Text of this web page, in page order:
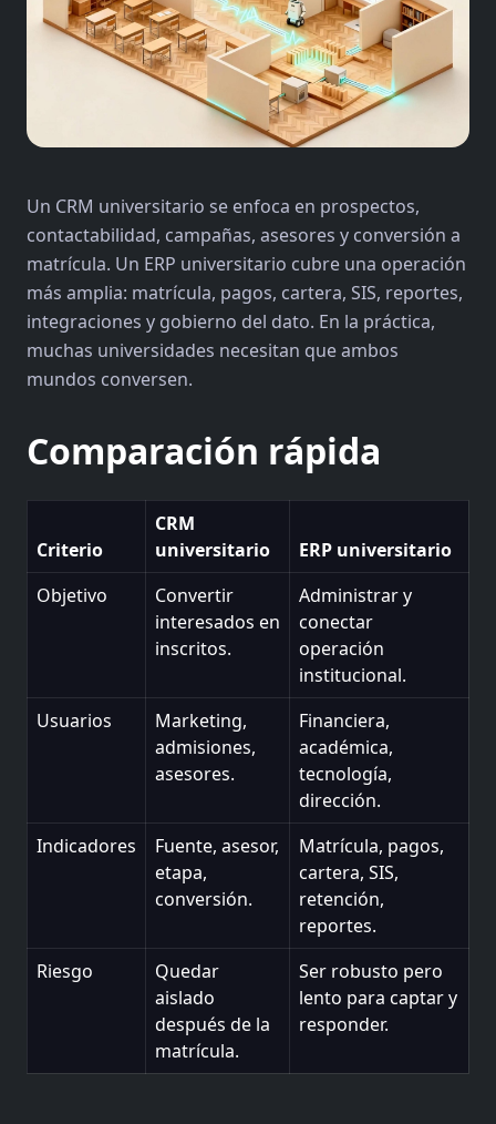
Un CRM universitario se enfoca en prospectos,
contactabilidad, campañas, asesores y conversión a
matrícula. Un ERP universitario cubre una operación
más amplia: matrícula, pagos, cartera, SIS, reportes,
integraciones y gobierno del dato. En la práctica,
muchas universidades necesitan que ambos
mundos conversen.
Comparación rápida
Criterio
CRM
universitario
ERP universitario
Objetivo
Convertir
interesados en
inscritos.
Administrar y
conectar
operación
institucional.
Usuarios
Marketing,
admisiones,
asesores.
Financiera,
académica,
tecnología,
dirección.
Indicadores
Fuente, asesor,
etapa,
conversión.
Matrícula, pagos,
cartera, SIS,
retención,
reportes.
Riesgo
Quedar
aislado
después de la
matrícula.
Ser robusto pero
lento para captar y
responder.